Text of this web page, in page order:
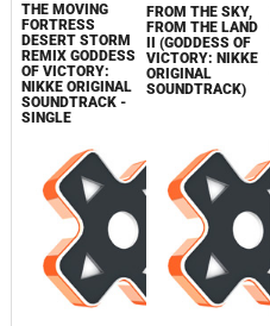
THE MOVING
FORTRESS
DESERT STORM
REMIX GODDESS
OF VICTORY:
NIKKE ORIGINAL
SOUNDTRACK -
SINGLE
FROM THE SKY,
FROM THE LAND
II (GODDESS OF
VICTORY: NIKKE
ORIGINAL
SOUNDTRACK)